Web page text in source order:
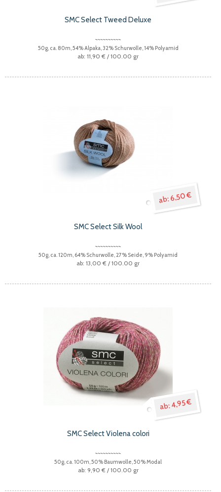
SMC Select Tweed Deluxe
50g, ca. 80m, 54% Alpaka, 32% Schurwolle, 14% Polyamid
11,90 € / 100.00 gr
6,50 €
SMC Select Silk Wool
50g, ca. 120m, 64% Schurwolle, 27% Seide, 9% Polyamid
13,00 € / 100.00 gr
4,95 €
SMC Select Violena colori
50g, ca. 100m, 50% Baumwolle, 50% Modal
9,90 € / 100.00 gr